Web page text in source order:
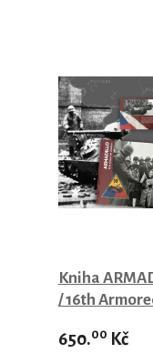
Kniha
/ 16th
650.00 Kč